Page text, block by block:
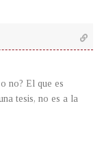
no? El que es
tesis, no es a la